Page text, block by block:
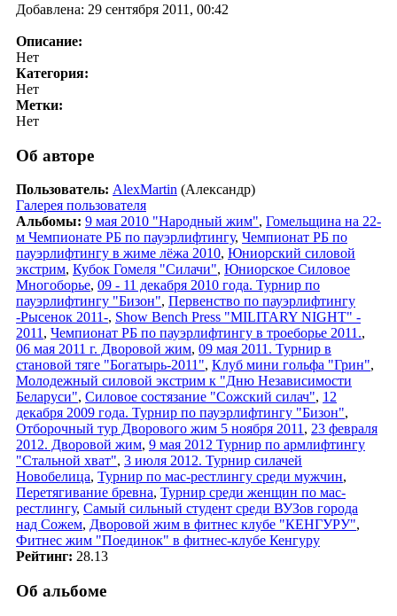
Добавлена: 29 сентября 2011, 00:42
Описание:
Нет
Категория:
Нет
Метки:
Нет
Об авторе
Пользователь: AlexMartin (Александр)
Галерея пользователя
Альбомы: 9 мая 2010 "Народный жим", Гомельщина на 22-
м Чемпионате РБ по пауэрлифтингу, Чемпионат РБ по
пауэрлифтингу в жиме лёжа 2010, Юниорский силовой
экстрим, Кубок Гомеля "Силачи", Юниорское Силовое
Многоборье, 09 - 11 декабря 2010 года. Турнир по
пауэрлифтингу "Бизон", Первенство по пауэрлифтингу
-Рысенок 2011-, Show Bench Press "MILITARY NIGHT" -
2011 , Чемпионат РБ по пауэрлифтингу в троеборье 2011.,
06 мая 2011 г. Дворовой жим, 09 мая 2011. Турнир в
становой тяге "Богатырь-2011", Клуб мини гольфа "Грин",
Молодежный силовой экстрим к "Дню Независимости
Беларуси", Силовое состязание "Сожский силач", 12
декабря 2009 года. Турнир по пауэрлифтингу "Бизон",
Отборочный тур Дворового жим 5 ноября 2011 , 23 февраля
2012. Дворовой жим, 9 мая 2012 Турнир по армлифтингу
"Стальной хват", 3 июля 2012. Турнир силачей
Новобелица, Турнир по мас-рестлингу среди мужчин,
Перетягивание бревна, Турнир среди женщин по мас-
рестлингу, Самый сильный студент среди ВУЗов города
над Сожем, Дворовой жим в фитнес клубе "КЕНГУРУ",
Фитнес жим "Поединок" в фитнес-клубе Кенгуру
Рейтинг: 28.13
Об альбоме